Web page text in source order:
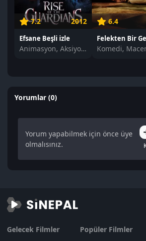
7.2 2012
Efsane Beşli izle
Animasyon, Aksiyon, Macera
6.4
Komedi,
Yorumlar (0)
Yorum yapabilmek için önce üye
olmalısınız.
Gelecek Filmler
Popüler Filmler